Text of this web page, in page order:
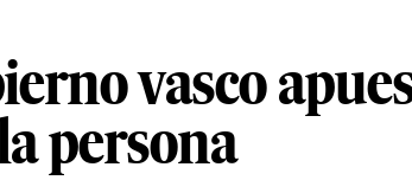
vasco
persona